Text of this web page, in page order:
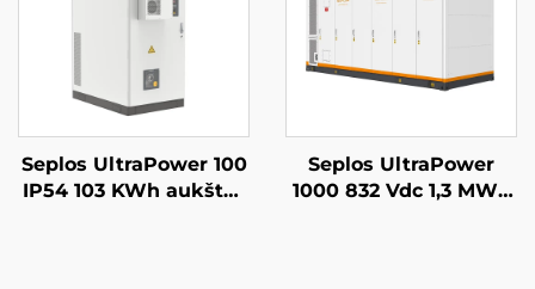
Seplos UltraPower 100
IP54 103 KWh aukštos
Seplos UltraPower
1000 832 Vdc 1,3 MWh